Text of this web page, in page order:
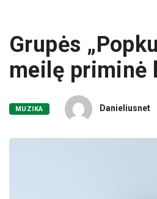
Grupės
meilę priminė
MUZIKA Danieliusnet